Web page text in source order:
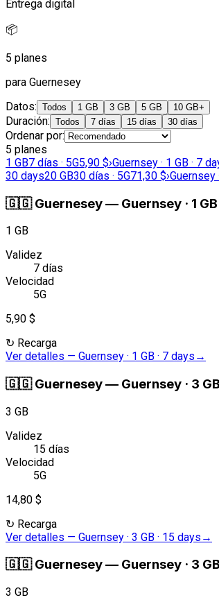
Entrega digital
📦
5 planes
para Guernesey
Datos: Todos 1 GB 3 GB 5 GB 10 GB+
Duración: Todos 7 días 15 días 30 días
Ordenar por:
5 planes
1 GB7 días · 5G5,90 $›Guernsey · 1 GB · 7
30 days20 GB30 días · 5G71,30 $›Guernsey
🇬🇬 Guernesey— Guernsey · 1
1 GB
Validez
7 días
Velocidad
5G
5,90 $
↻ Recarga
Ver detalles — Guernsey · 1 GB · 7 days →
🇬🇬 Guernesey— Guernsey · 3
3 GB
Validez
15 días
Velocidad
5G
14,80 $
↻ Recarga
Ver detalles — Guernsey · 3 GB · 15 days →
🇬🇬 Guernesey— Guernsey · 3
3 GB